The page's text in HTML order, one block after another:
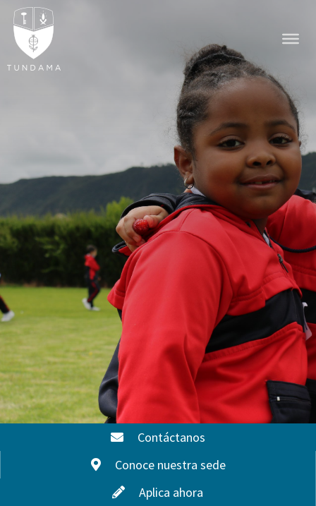
Contáctanos
Conoce nuestra sede
Aplica ahora